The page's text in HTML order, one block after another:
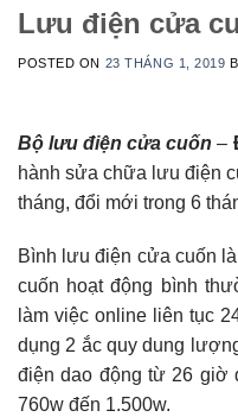
Lưu điện cửa
POSTED ON 23 THÁNG 1, 2019
Bộ lưu điện cửa cuốn –
hành sửa chữa lưu điện
tháng, đổi mới trong 6
Bình lưu điện cửa cuốn
cuốn hoạt động bình
làm việc online liên tục
dụng 2 ắc quy dung
điện dao động từ 26 giờ
760w đến 1.500w.